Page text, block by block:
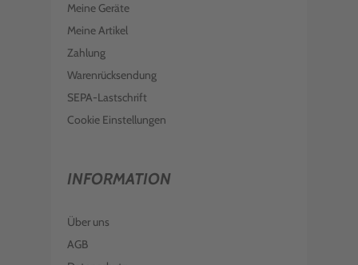
Meine Geräte
Meine Artikel
Zahlung
Warenrücksendung
SEPA-Lastschrift
Cookie Einstellungen
INFORMATION
Über uns
AGB